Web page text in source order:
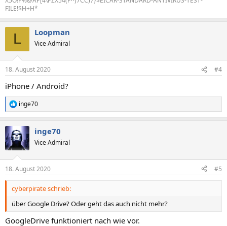
FILE!$H+H*
L Loopman
Vice Admiral
18. August 2020 #4
iPhone / Android?
R
e
k
t
i
e
n
inge70
inge70
Vice Admiral
18. August 2020 #5
cyberpirate schrieb:
über Google Drive? Oder geht das auch nicht mehr?
GoogleDrive funktioniert nach wie vor.